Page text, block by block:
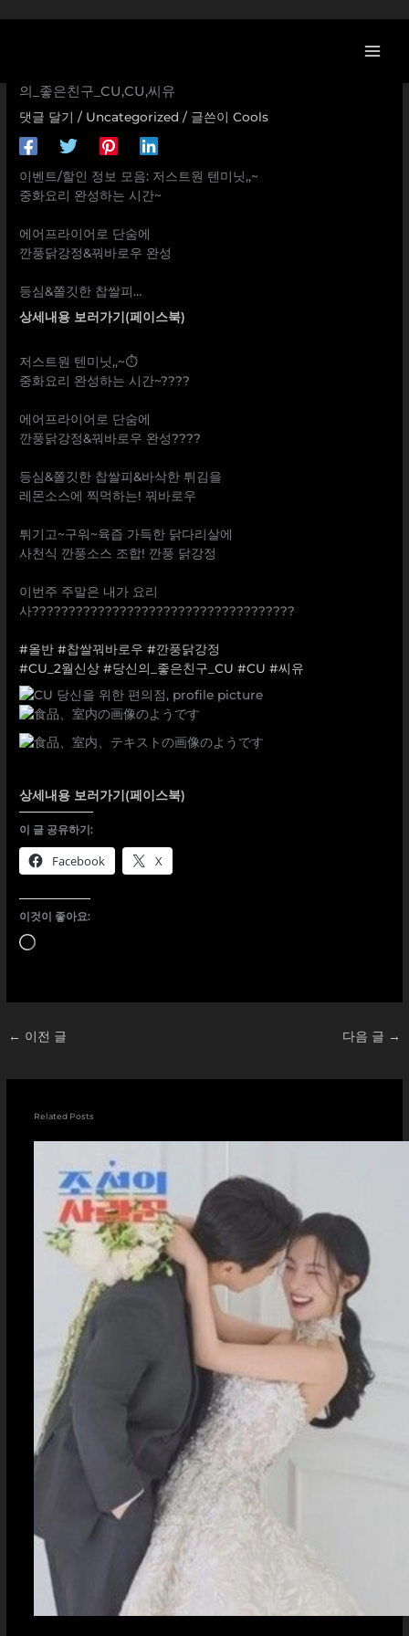
로
[이벤트] 저스트원 텐미닛,,~ 중화요리 완성하는 시간~ ⠀ 에어
프라이어로 단숨에 깐풍닭강정&꿔바로우 완성 ⠀ 등심&쫄깃
의_좋은친구_CU,CU,씨유
댓글 달기 / Uncategorized / 글쓴이Cools
이벤트/할인 정보 모음: 저스트원 텐미닛,,~
중화요리 완성하는 시간~
에어프라이어로 단숨에
깐풍닭강정&꿔바로우 완성
등심&쫄깃한 찹쌀피…
상세내용 보러가기(페이스북)
저스트원 텐미닛,,~⏱
중화요리 완성하는 시간~????
에어프라이어로 단숨에
깐풍닭강정&꿔바로우 완성????
등심&쫄깃한 찹쌀피&바삭한 튀김을
레몬소스에 찍먹하는! 꿔바로우
튀기고~구워~육즙 가득한 닭다리살에
사천식 깐풍소스 조합! 깐풍 닭강정
이번주 주말은 내가 요리
사????????‍????????????‍????????????‍????
#올반 #찹쌀꿔바로우 #깐풍닭강정
#CU_2월신상 #당신의_좋은친구_CU #CU #씨유
상세내용 보러가기(페이스북)
이 글 공유하기:
Facebook X
이것이 좋아요:
로
← 이전 글 다음 글 →
Related Posts